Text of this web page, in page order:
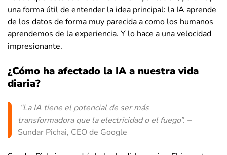
una forma útil de entender la idea principal: la IA aprende
de los datos de forma muy parecida a como los humanos
aprendemos de la experiencia. Y lo hace a una velocidad
impresionante.
¿Cómo ha afectado la IA a nuestra vida
diaria?
“La IA tiene el potencial de ser más
transformadora que la electricidad o el fuego”. –
Sundar Pichai, CEO de Google